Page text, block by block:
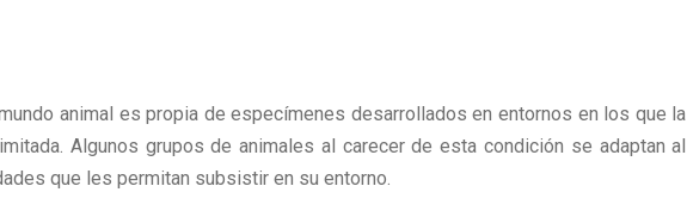
animal es propia de especímenes desarrollados en entornos en los que la
Algunos grupos de animales al carecer de esta condición se adaptan al
que les permitan subsistir en su entorno.